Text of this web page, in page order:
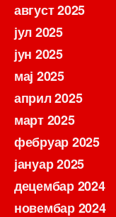
август 2025
јул 2025
јун 2025
мај 2025
април 2025
март 2025
фебруар 2025
јануар 2025
децембар 2024
новембар 2024